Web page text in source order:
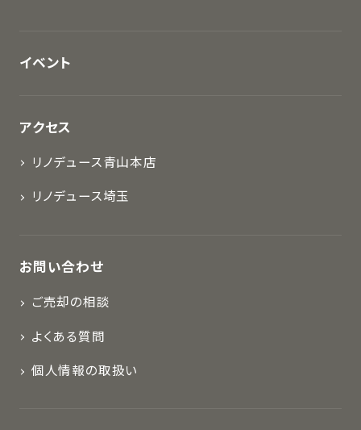
イベント
アクセス
リノデュース青山本店
リノデュース埼玉
お問い合わせ
ご売却の相談
よくある質問
個人情報の取扱い